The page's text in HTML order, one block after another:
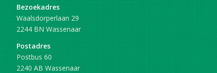
Bezoekadres
Waalsdorperlaan 29
2244 BN Wassenaar
Postadres
Postbus 60
2240 AB Wassenaar